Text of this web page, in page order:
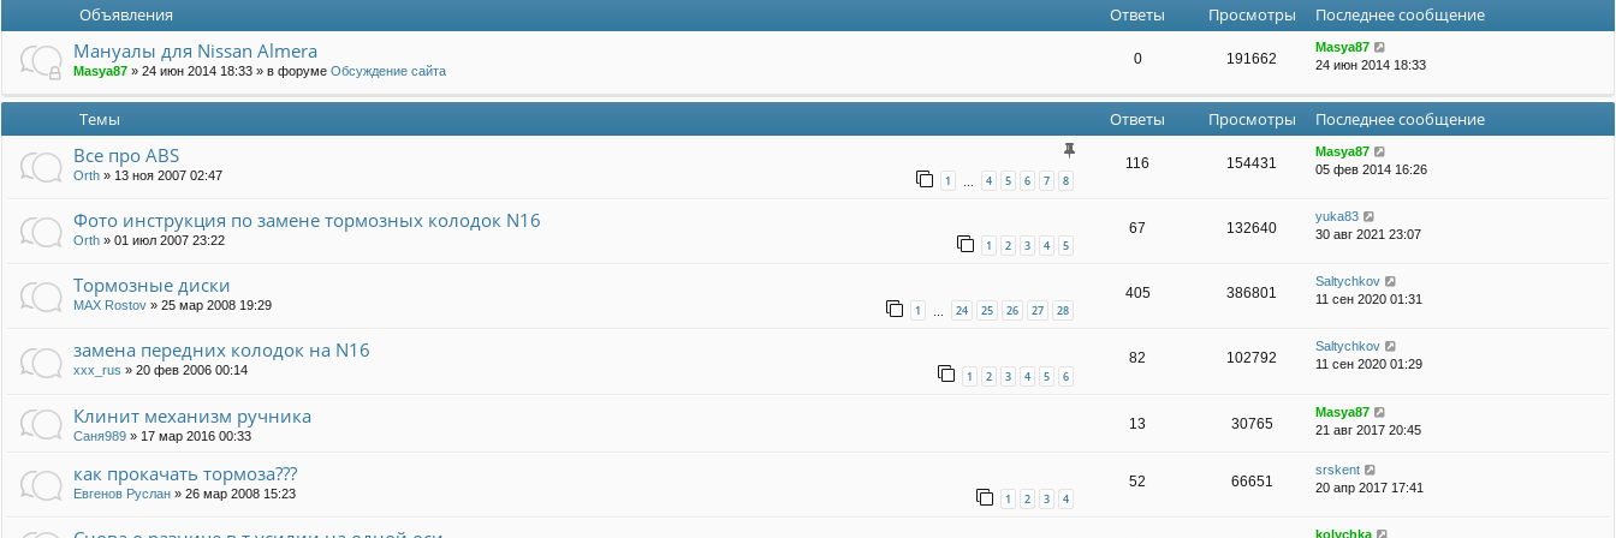
Объявления Ответы Просмотры Последнее сообщение
Мануалы для Nissan Almera
Masya87 » 24 июн 2014 18:33 » в форуме Обсуждение сайта
0 191662
Masya87
24 июн 2014 18:33
Темы Ответы Просмотры Последнее сообщение
Все про ABS
Orth » 13 ноя 2007 02:47 1 … 4 5 6 7 8
116 154431
Masya87
05 фев 2014 16:26
Фото инструкция по замене тормозных колодок N16
Orth » 01 июл 2007 23:22 1 2 3 4 5
67 132640
yuka83
30 авг 2021 23:07
Тормозные диски
MAX Rostov » 25 мар 2008 19:29 1 … 24 25 26 27 28
405 386801
Saltychkov
11 сен 2020 01:31
замена передних колодок на N16
xxx_rus » 20 фев 2006 00:14 1 2 3 4 5 6
82 102792
Saltychkov
11 сен 2020 01:29
Клинит механизм ручника
Саня989 » 17 мар 2016 00:33
13 30765
Masya87
21 авг 2017 20:45
как прокачать тормоза???
Евгенов Руслан » 26 мар 2008 15:23 1 2 3 4
52 66651
srskent
20 апр 2017 17:41
kolychka